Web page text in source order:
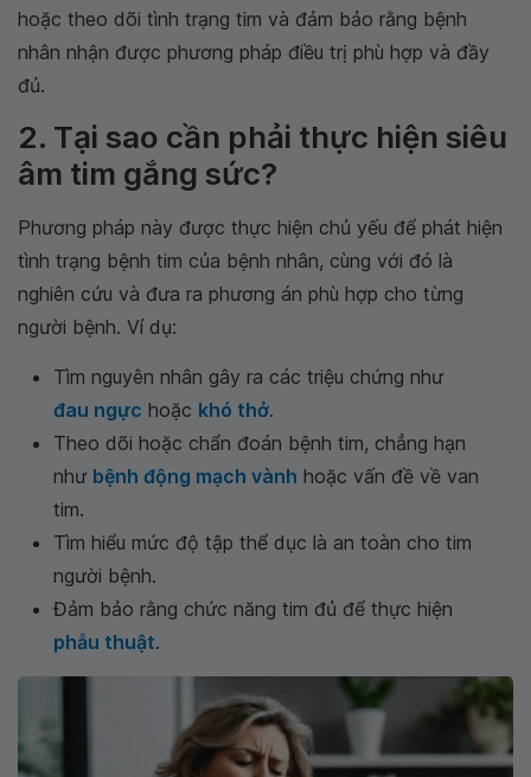
hoặc theo dõi tình trạng tim và đảm bảo rằng bệnh
nhân nhận được phương pháp điều trị phù hợp và đầy
đủ.
2. Tại sao cần phải thực hiện siêu
âm tim gắng sức?
Phương pháp này được thực hiện chủ yếu để phát hiện
tình trạng bệnh tim của bệnh nhân, cùng với đó là
nghiên cứu và đưa ra phương án phù hợp cho từng
người bệnh. Ví dụ:
Tìm nguyên nhân gây ra các triệu chứng như
đau ngực hoặc khó thở.
Theo dõi hoặc chẩn đoán bệnh tim, chẳng hạn
như bệnh động mạch vành hoặc vấn đề về van
tim.
Tìm hiểu mức độ tập thể dục là an toàn cho tim
người bệnh.
Đảm bảo rằng chức năng tim đủ để thực hiện
phẫu thuật.